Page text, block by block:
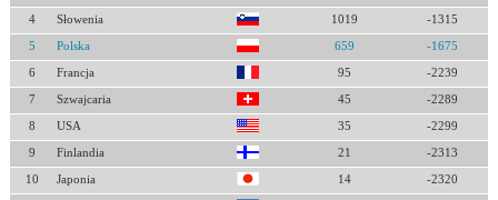
4 Słowenia 1019 -1315
5 Polska 659 -1675
6 Francja 95 -2239
7 Szwajcaria 45 -2289
8 USA 35 -2299
9 Finlandia 21 -2313
10 Japonia 14 -2320